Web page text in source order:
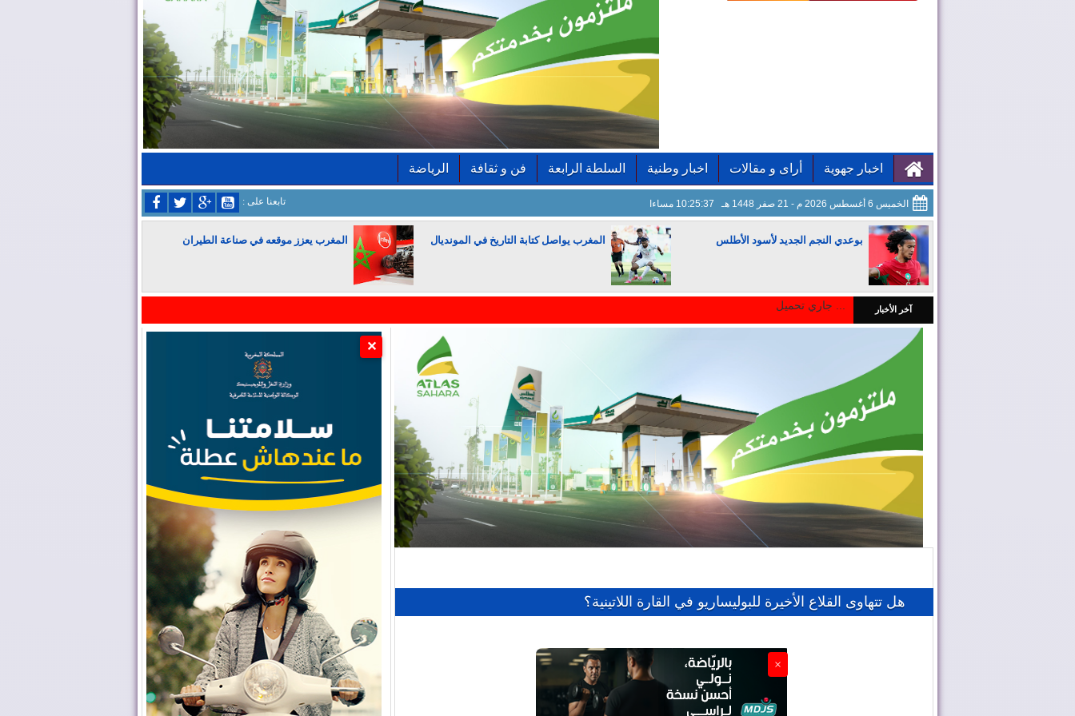
اخبار جهوية أراى و مقالات اخبار وطنية السلطة الرابعة فن و ثقافة الرياضة
الخميس 6 أغسطس 2026 م - 21 صفر 1448 هـ 10:25:38 مساءا : تابعنا على
بوعدي النجم الجديد لأسود الأطلس المغرب يواصل كتابة التاريخ في المونديال المغرب يعزز موقعه في صناعة الطيران
المغرب يجذب كبار المستثمرين آخر الأخبار
هل تتهاوى القلاع الأخيرة للبوليساريو في القارة اللاتينية؟
×
✕